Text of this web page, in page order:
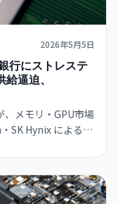
2026年5月5日
行にストレステ
逼迫、
メモリ・GPU市場
SK Hynix による記
クも拡大。